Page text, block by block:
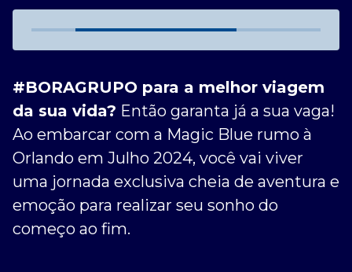
#BORAGRUPO para a melhor viagem
da sua vida? Então garanta já a sua vaga!
Ao embarcar com a Magic Blue rumo à
Orlando em Julho 2024, você vai viver
uma jornada exclusiva cheia de aventura e
emoção para realizar seu sonho do
começo ao fim.